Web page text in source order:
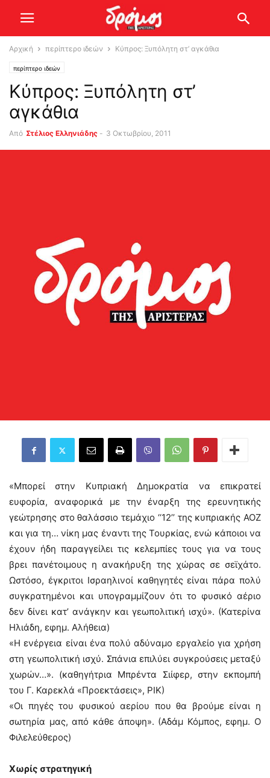
Αρχική περίπτερο ιδεών Κύπρος: Ξυπόλητη στ’ αγκάθια
περίπτερο ιδεών
Κύπρος: Ξυπόλητη στ’
αγκάθια
Από Στέλιος Ελληνιάδης - 3 Οκτωβρίου, 2011
«Μπορεί στην Κυπριακή Δημοκρατία να επικρατεί
ευφορία, αναφορικά με την έναρξη της ερευνητικής
γεώτρησης στο θαλάσσιο τεμάχιο ‘‘12’’ της κυπριακής ΑΟΖ
και για τη… νίκη μας έναντι της Τουρκίας, ενώ κάποιοι να
έχουν ήδη παραγγείλει τις κελεμπίες τους για να τους
βρει πανέτοιμους η ανακήρυξη της χώρας σε σεϊχάτο.
Ωστόσο, έγκριτοι Ισραηλινοί καθηγητές είναι πάρα πολύ
συγκρατημένοι και υπογραμμίζουν ότι το φυσικό αέριο
δεν δίνει κατ’ ανάγκην και γεωπολιτική ισχύ». (Κατερίνα
Ηλιάδη, εφημ. Αλήθεια)
«Η ενέργεια είναι ένα πολύ αδύναμο εργαλείο για χρήση
στη γεωπολιτική ισχύ. Σπάνια επιλύει συγκρούσεις μεταξύ
χωρών…». (καθηγήτρια Μπρέντα Σιίφερ, στην εκπομπή
του Γ. Καρεκλά «Προεκτάσεις», ΡΙΚ)
«Οι πηγές του φυσικού αερίου που θα βρούμε είναι η
σωτηρία μας, από κάθε άποψη». (Αδάμ Κόμπος, εφημ. Ο
Φιλελεύθερος)
Χωρίς στρατηγική